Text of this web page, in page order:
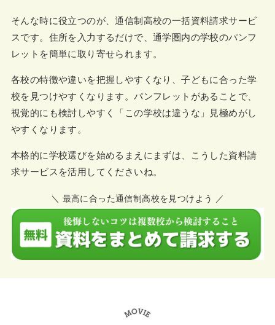
そんな時に役立つのが、通信制高校の一括資料請求サービ
スです。住所を入力するだけで、通学圏内の学校のパンフ
レットを簡単に取り寄せられます。
各校の特徴や違いを把握しやすくなり、子どもに合った学
校を見つけやすくなります。パンフレットがあることで、
視覚的にも検討しやすく「この学校は違うな」見極めがし
やすくなります。
本格的に学校選びを始めるまえにまずは、こうした資料請
求サービスを活用してくださいね。
＼ 最高に合った通信制高校を見つけよう ／